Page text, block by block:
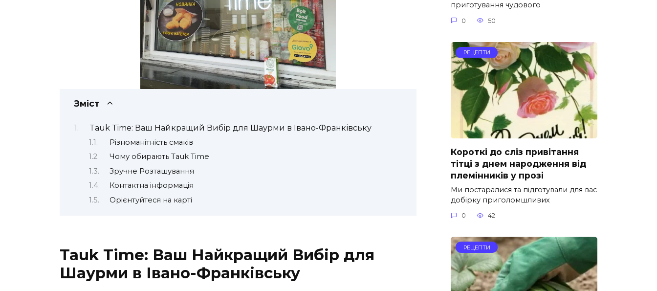
Зміст
Tauk Time: Ваш Найкращий Вибір для Шаурми в Івано-Франківську
Різноманітність смаків
Чому обирають Tauk Time
Зручне Розташування
Контактна інформація
Орієнтуйтеся на карті
Tauk Time: Ваш Найкращий Вибір для
Шаурми в Івано-Франківську
приготування чудового
0 50
РЕЦЕПТИ
Короткі до сліз привітання
тітці з днем народження від
племінників у прозі
Ми постаралися та підготували для вас
добірку приголомшливих
0 42
РЕЦЕПТИ